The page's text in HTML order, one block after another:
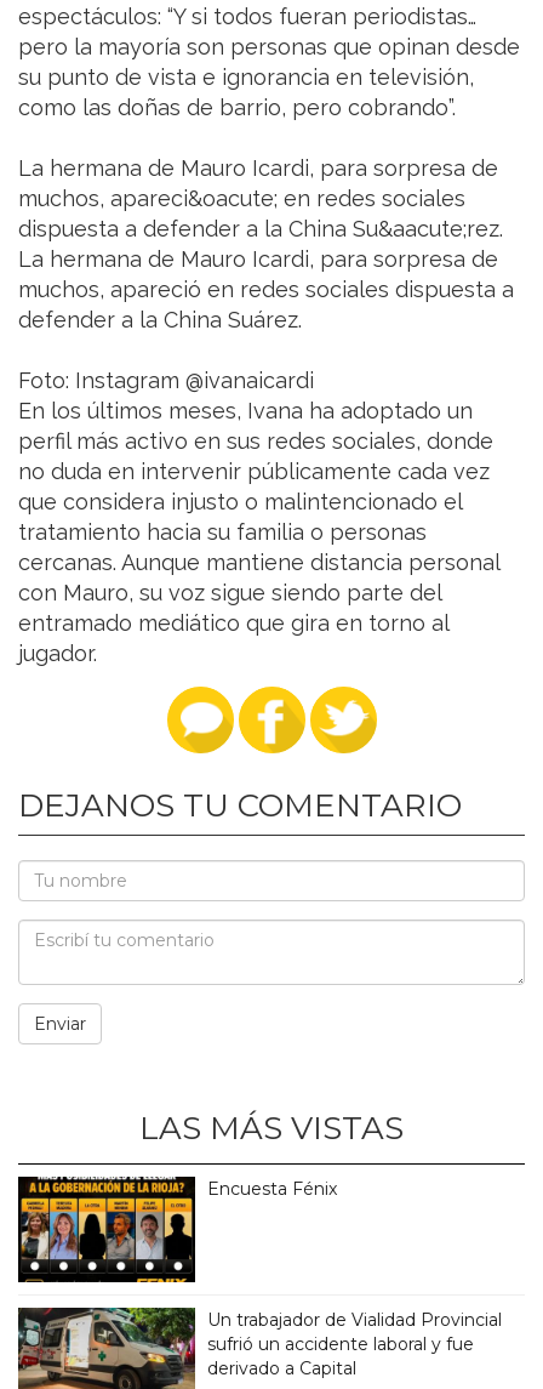
espectáculos: “Y si todos fueran periodistas…
pero la mayoría son personas que opinan desde
su punto de vista e ignorancia en televisión,
como las doñas de barrio, pero cobrando”.
La hermana de Mauro Icardi, para sorpresa de
muchos, apareci&oacute; en redes sociales
dispuesta a defender a la China Su&aacute;rez.
La hermana de Mauro Icardi, para sorpresa de
muchos, apareció en redes sociales dispuesta a
defender a la China Suárez.
Foto: Instagram @ivanaicardi
En los últimos meses, Ivana ha adoptado un
perfil más activo en sus redes sociales, donde
no duda en intervenir públicamente cada vez
que considera injusto o malintencionado el
tratamiento hacia su familia o personas
cercanas. Aunque mantiene distancia personal
con Mauro, su voz sigue siendo parte del
entramado mediático que gira en torno al
jugador.
DEJANOS TU COMENTARIO
LAS MÁS VISTAS
Encuesta Fénix
Un trabajador de Vialidad Provincial
sufrió un accidente laboral y fue
derivado a Capital